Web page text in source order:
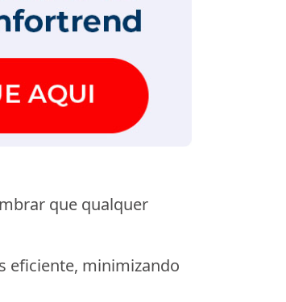
que qualquer
eficiente, minimizando